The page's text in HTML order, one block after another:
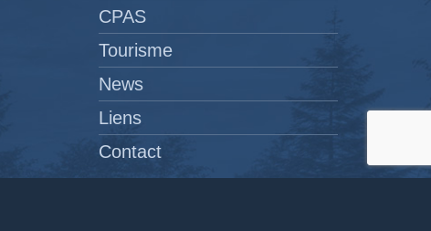
CPAS
Tourisme
News
Liens
Contact